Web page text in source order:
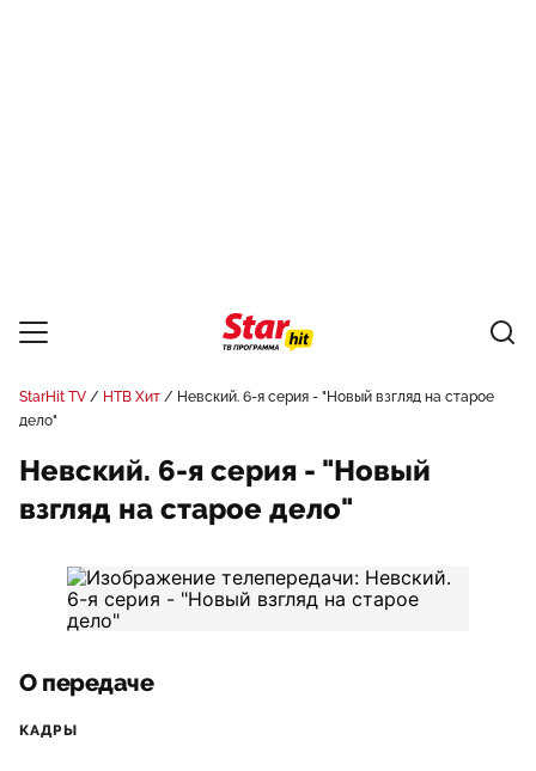
StarHit TV НТВ Хит
Невский. 6-я серия - "Новый взгляд на старое
дело"
Невский. 6-я серия - "Новый
взгляд на старое дело"
О передаче
КАДРЫ